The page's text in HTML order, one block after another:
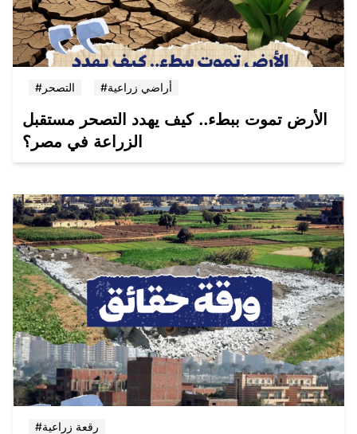
#التصحر #أراضي زراعية
الأرض تموت ببطء.. كيف يهدد التصحر مستقبل
الزراعة في مصر؟
#رقعة زراعية